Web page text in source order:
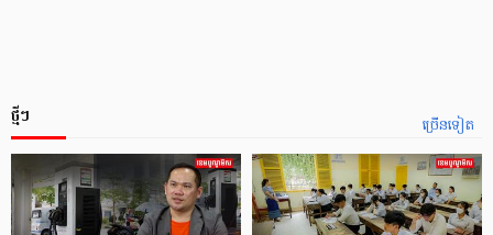
ច្រើនទៀត
ថ្មីៗ